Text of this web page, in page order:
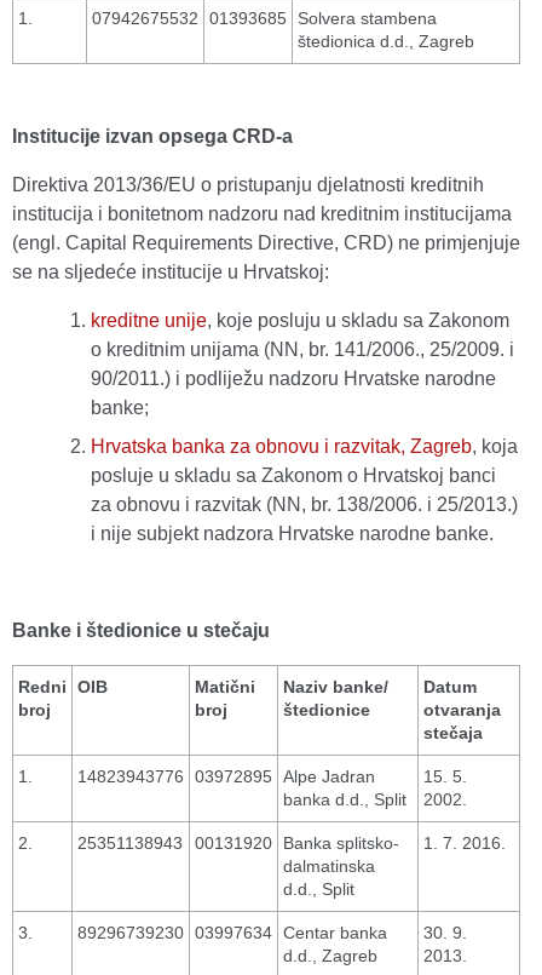
1. 07942675532 01393685
Solvera stambena
štedionica d.d., Zagreb
Institucije izvan opsega CRD-a
Direktiva 2013/36/EU o pristupanju djelatnosti kreditnih
institucija i bonitetnom nadzoru nad kreditnim institucijama
(engl. Capital Requirements Directive, CRD) ne primjenjuje
se na sljedeće institucije u Hrvatskoj:
kreditne unije, koje posluju u skladu sa Zakonom
o kreditnim unijama (NN, br. 141/2006., 25/2009. i
90/2011.) i podliježu nadzoru Hrvatske narodne
banke;
Hrvatska banka za obnovu i razvitak, Zagreb, koja
posluje u skladu sa Zakonom o Hrvatskoj banci
za obnovu i razvitak (NN, br. 138/2006. i 25/2013.)
i nije subjekt nadzora Hrvatske narodne banke.
Banke i štedionice u stečaju
Redni
broj
OIB
Matični
broj
Naziv banke/
štedionice
Datum
otvaranja
stečaja
1. 14823943776 03972895 Alpe Jadran
banka d.d., Split
15. 5.
2002.
2. 25351138943 00131920
Banka splitsko-
dalmatinska
d.d., Split
1. 7. 2016.
3. 89296739230 03997634 Centar banka
d.d., Zagreb
30. 9.
2013.